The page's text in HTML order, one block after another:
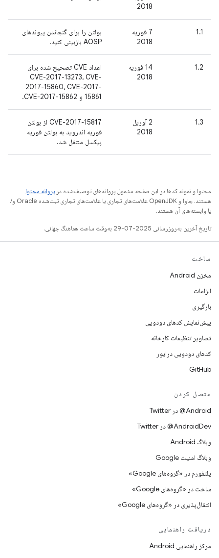
2018
1.1
7 فوریه
2018
بولتن را برای گنجاندن پیوندهای
AOSP بازبینی کنید.
1.2
14 فوریه
2018
اعداد CVE تصحیح شده برای
CVE-2017-13273، CVE-
2017-15860، CVE-2017-
15861 و CVE-2017-15862.
1.3
2 آوریل
2018
CVE-2017-15817 از بولتن
فوریه اندروید به بولتن فوریه
پیکسل منتقل شد.
محتوا و نمونه کدها در این صفحه مشمول پروانه‌های توصیف‌شده در پروانه محتوا
هستند. جاوا و OpenJDK علامت‌های تجاری یا علامت‌های تجاری ثبت‌شده Oracle و/
یا وابسته‌های آن هستند.
تاریخ آخرین به‌روزرسانی 2025-07-29 به‌وقت ساعت هماهنگ جهانی.
ساخت
مخزن Android
الزامات
بارگیری
پیش‌نمایش کدهای دودویی
تصاویر تنظیمات کارخانه
کدهای دودویی درایور
GitHub
متصل کردن
Android@ در Twitter
AndroidDev@ در Twitter
وبلاگ Android
وبلاگ امنیت Google
پلتفورم در «گروه‌های Google»
ساخت در «گروه‌های Google»
انتقال‌پذیری در «گروه‌های Google»
دریافت راهنمایی
مرکز راهنمایی Android